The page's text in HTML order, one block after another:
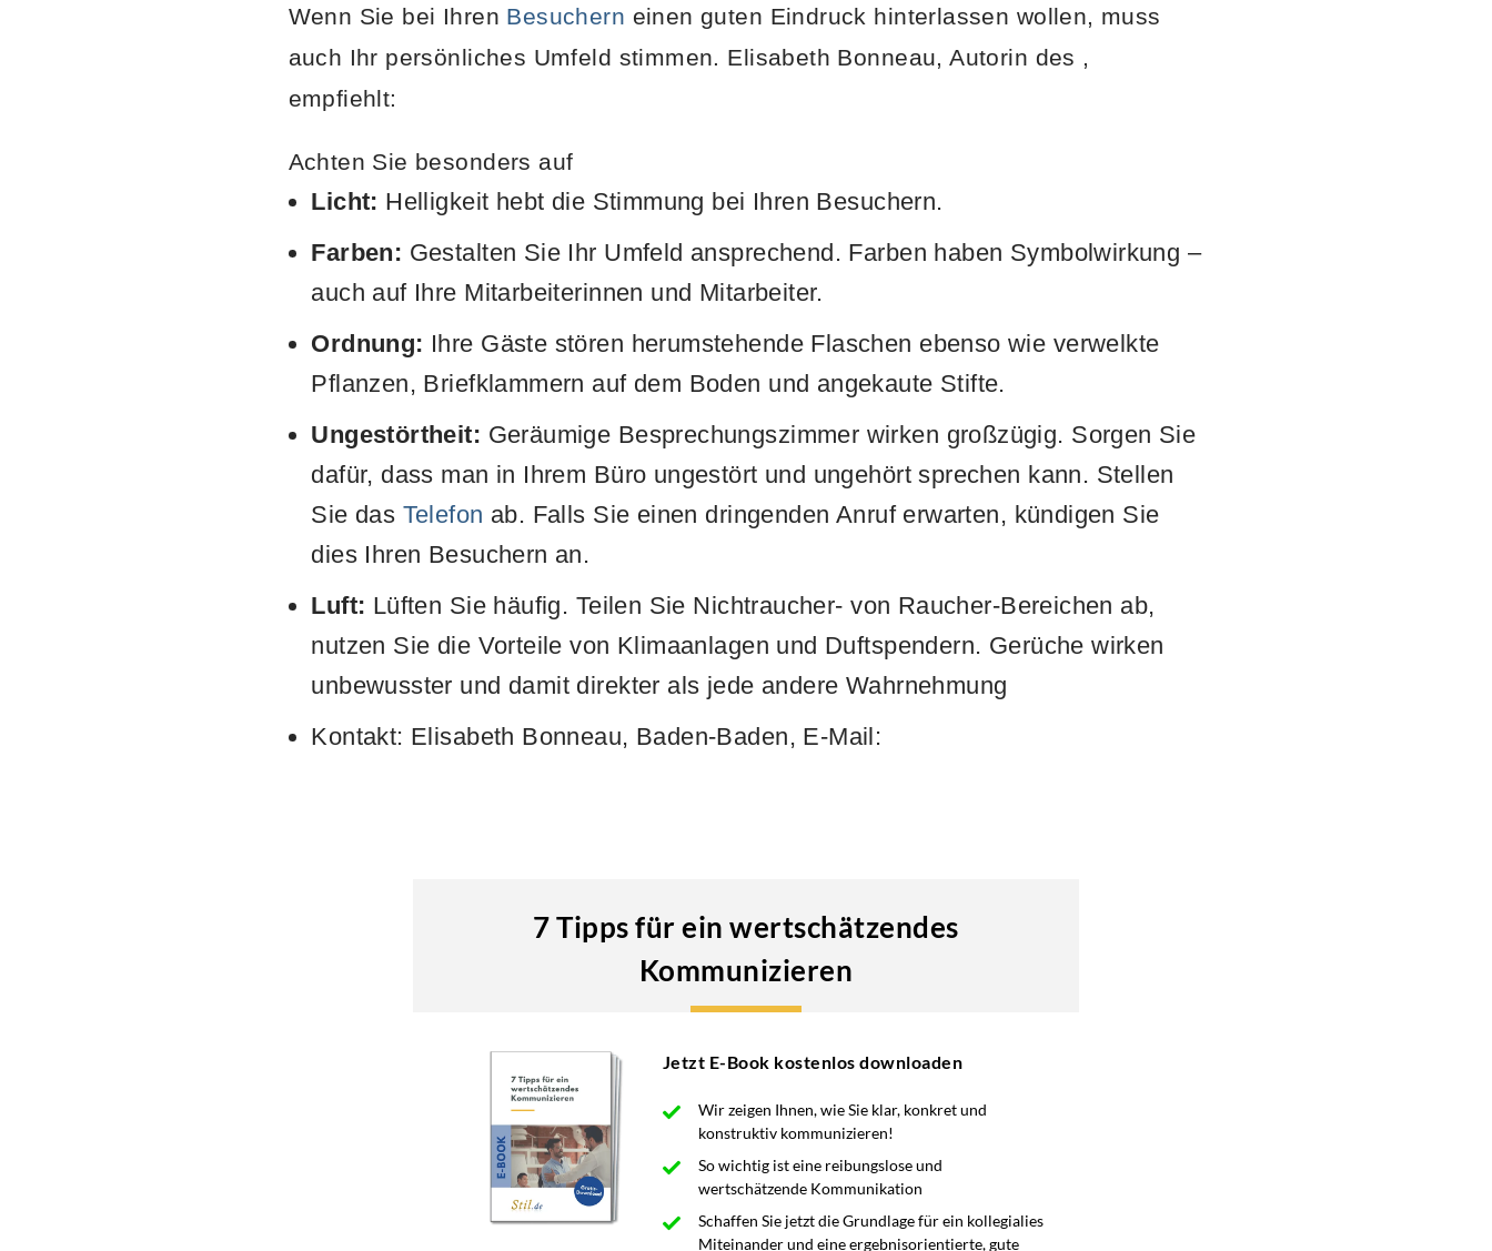
Wenn Sie bei Ihren Besuchern einen guten Eindruck hinterlassen wollen, muss
auch Ihr persönliches Umfeld stimmen. Elisabeth Bonneau, Autorin des ,
empfiehlt:
Achten Sie besonders auf
Licht: Helligkeit hebt die Stimmung bei Ihren Besuchern.
Farben: Gestalten Sie Ihr Umfeld ansprechend. Farben haben Symbolwirkung –
auch auf Ihre Mitarbeiterinnen und Mitarbeiter.
Ordnung: Ihre Gäste stören herumstehende Flaschen ebenso wie verwelkte
Pflanzen, Briefklammern auf dem Boden und angekaute Stifte.
Ungestörtheit: Geräumige Besprechungszimmer wirken großzügig. Sorgen Sie
dafür, dass man in Ihrem Büro ungestört und ungehört sprechen kann. Stellen
Sie das Telefon ab. Falls Sie einen dringenden Anruf erwarten, kündigen Sie
dies Ihren Besuchern an.
Luft: Lüften Sie häufig. Teilen Sie Nichtraucher- von Raucher-Bereichen ab,
nutzen Sie die Vorteile von Klimaanlagen und Duftspendern. Gerüche wirken
unbewusster und damit direkter als jede andere Wahrnehmung
Kontakt: Elisabeth Bonneau, Baden-Baden, E-Mail: